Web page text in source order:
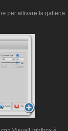
per attivare la galleria